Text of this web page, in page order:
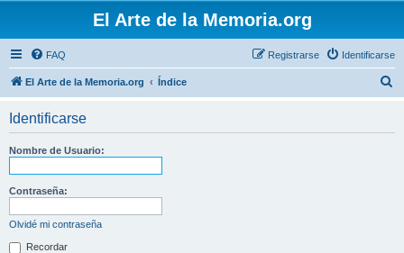
El Arte de la Memoria.org
FAQ Identificarse
Registrarse
El Arte de la Memoria.org Índice
Identificarse
Nombre de Usuario:
Contraseña:
Olvidé mi contraseña
Recordar